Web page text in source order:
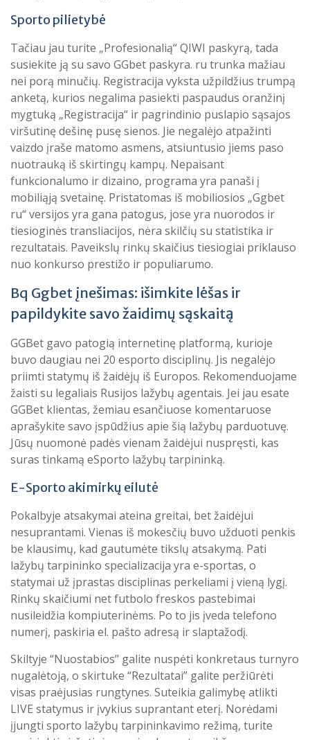
Sporto pilietybė
Tačiau jau turite „Profesionalią“ QIWI paskyrą, tada
susiekite ją su savo GGbet paskyra. ru trunka mažiau
nei porą minučių. Registracija vyksta užpildžius trumpą
anketą, kurios negalima pasiekti paspaudus oranžinį
mygtuką „Registracija“ ir pagrindinio puslapio sąsajos
viršutinę dešinę pusę sienos. Jie negalėjo atpažinti
vaizdo įraše matomo asmens, atsiuntusio jiems paso
nuotrauką iš skirtingų kampų. Nepaisant
funkcionalumo ir dizaino, programa yra panaši į
mobiliąją svetainę. Pristatomas iš mobiliosios „Ggbet
ru“ versijos yra gana patogus, jose yra nuorodos ir
tiesioginės transliacijos, nėra skilčių su statistika ir
rezultatais. Paveikslų rinkų skaičius tiesiogiai priklauso
nuo konkurso prestižo ir populiarumo.
Bq Ggbet įnešimas: išimkite lėšas ir
papildykite savo žaidimų sąskaitą
GGBet gavo patogią internetinę platformą, kurioje
buvo daugiau nei 20 esporto disciplinų. Jis negalėjo
priimti statymų iš žaidėjų iš Europos. Rekomenduojame
žaisti su legaliais Rusijos lažybų agentais. Jei jau esate
GGBet klientas, žemiau esančiuose komentaruose
aprašykite savo įspūdžius apie šią lažybų parduotuvę.
Jūsų nuomonė padės vienam žaidėjui nuspręsti, kas
suras tinkamą eSporto lažybų tarpininką.
E-Sporto akimirkų eilutė
Pokalbyje atsakymai ateina greitai, bet žaidėjui
nesuprantami. Vienas iš mokesčių buvo užduoti penkis
be klausimų, kad gautumėte tikslų atsakymą. Pati
lažybų tarpininko specializacija yra e-sportas, o
statymai už įprastas disciplinas perkeliami į vieną lygį.
Rinkų skaičiumi net futbolo freskos pastebimai
nusileidžia kompiuterinėms. Po to jis įveda telefono
numerį, paskiria el. pašto adresą ir slaptažodį.
Skiltyje “Nuostabios” galite nuspėti konkretaus turnyro
nugalėtoją, o skirtuke “Rezultatai” galite peržiūrėti
visas praėjusias rungtynes. Suteikia galimybę atlikti
LIVE statymus ir įvykius suprantant eterį. Norėdami
įjungti sporto lažybų tarpininkavimo režimą, turite